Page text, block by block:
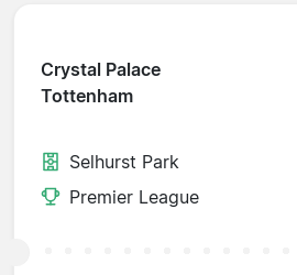
Crystal Palace
Tottenham
Selhurst Park
Premier League